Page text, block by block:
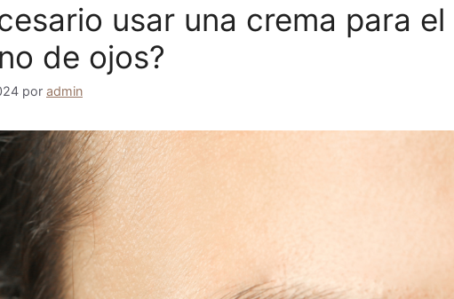
usar una crema para el
de ojos?
por admin